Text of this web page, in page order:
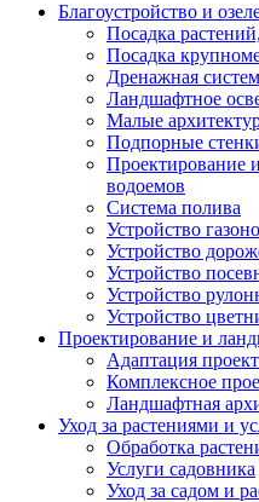
Благоустройство и
Посадка
Посадка
Дренажная
Ландшафтное
Малые
Подпорные
Проектирование
водоемов
Система полива
Устройство
Устройство
Устройство
Устройство
Устройство
Проектирование и
Адаптация
Комплексное
Ландшафтная
Уход за растениями и
Обработка
Услуги садовника
Уход за садом и